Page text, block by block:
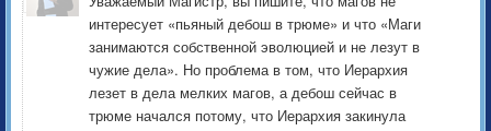
интересует «пьяный дебош в трюме» и что «Маги
занимаются собственной эволюцией и не лезут в
чужие дела». Но проблема в том, что Иерархия
лезет в дела мелких магов, а дебош сейчас в
трюме начался потому, что Иерархия закинула